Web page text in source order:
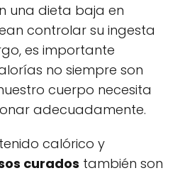
una dieta baja en
controlar su ingesta
es importante
no siempre son
cuerpo necesita
adecuadamente.
calórico y
curados también son